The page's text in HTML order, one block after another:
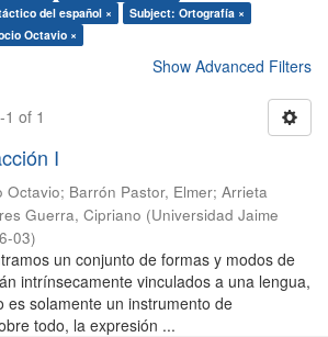
del español ×
Subject: Ortografía ×
Octavio ×
Show Advanced Filters
of 1
I
Octavio; Barrón Pastor, Elmer; Arrieta
Guerra, Cipriano (Universidad Jaime
03)
un conjunto de formas y modos de
intrínsecamente vinculados a una lengua,
es solamente un instrumento de
todo, la expresión ...